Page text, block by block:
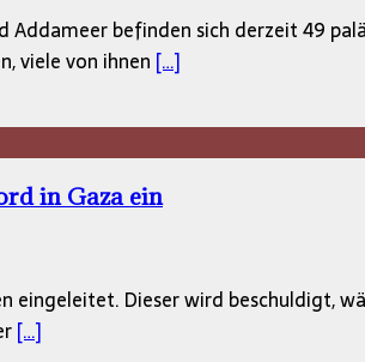
Addameer befinden sich derzeit 49
viele von ihnen […]
in Gaza ein
eingeleitet. Dieser wird beschuldigt,
[…]